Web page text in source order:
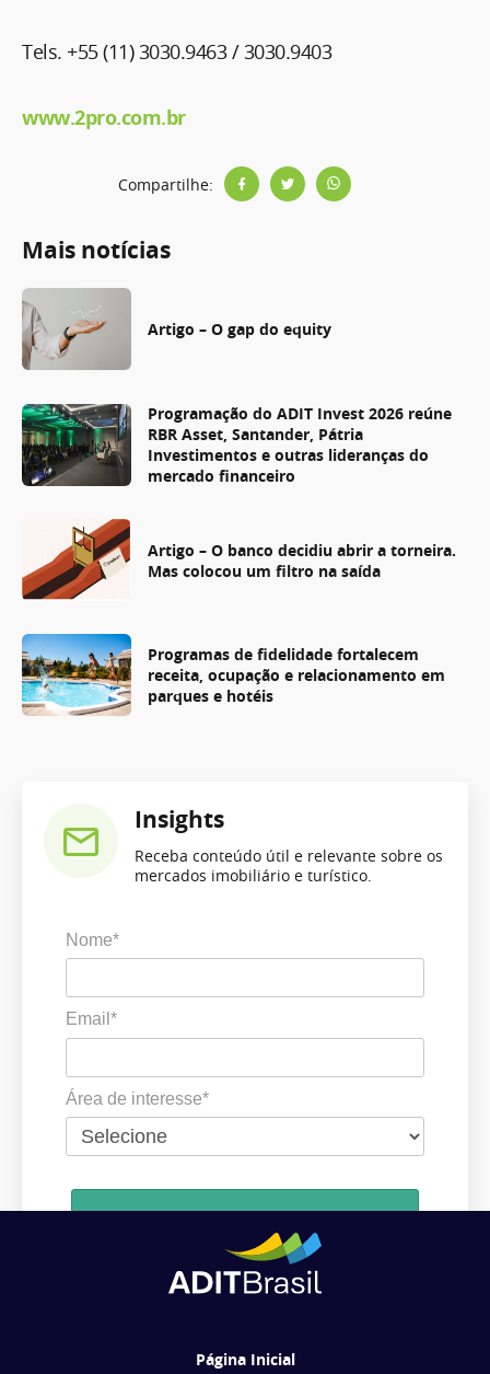
Tels. +55 (11) 3030.9463 / 3030.9403
www.2pro.com.br
Compartilhe:
Mais notícias
Artigo – O gap do equity
Programação do ADIT Invest 2026 reúne
RBR Asset, Santander, Pátria
Investimentos e outras lideranças do
mercado financeiro
Artigo – O banco decidiu abrir a torneira.
Mas colocou um filtro na saída
Programas de fidelidade fortalecem
receita, ocupação e relacionamento em
parques e hotéis
Insights
Receba conteúdo útil e relevante sobre os
mercados imobiliário e turístico.
Nome*
Email*
Área de interesse*
Ao se cadastrar, você concorda em receber comunicações da ADIT
Página Inicial